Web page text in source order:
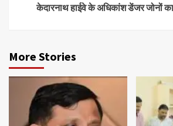
केदारनाथ हाईवे के अधिकांश डेंजर जोनों
More Stories